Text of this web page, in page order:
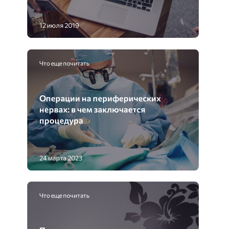
12 июля 2019
Что еще почитать
Операции на периферических
нервах: в чем заключается
процедура
24 марта 2023
Что еще почитать